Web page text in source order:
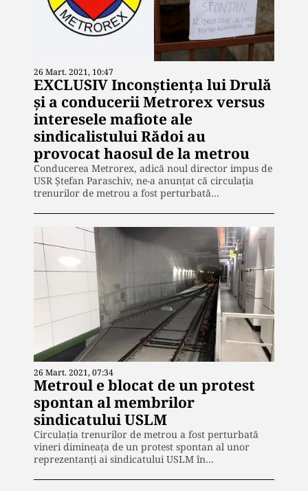
26 Mart. 2021, 10:47
EXCLUSIV Inconștiența lui Drulă
și a conducerii Metrorex versus
interesele mafiote ale
sindicalistului Rădoi au
provocat haosul de la metrou
Conducerea Metrorex, adică noul director impus de
USR Ștefan Paraschiv, ne-a anunțat că circulaţia
trenurilor de metrou a fost perturbată…
26 Mart. 2021, 07:34
Metroul e blocat de un protest
spontan al membrilor
sindicatului USLM
Circulaţia trenurilor de metrou a fost perturbată
vineri dimineaţa de un protest spontan al unor
reprezentanţi ai sindicatului USLM în…